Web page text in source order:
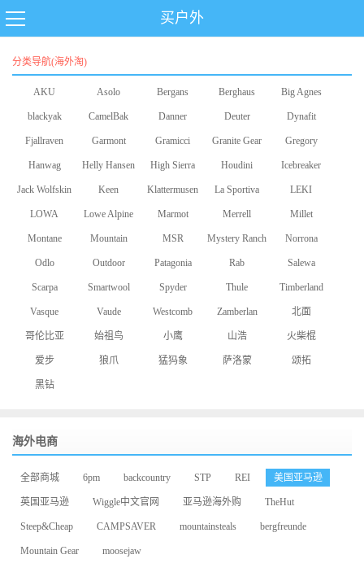
买户外
分类导航(海外淘)
AKU Asolo Bergans Berghaus Big Agnes
blackyak CamelBak Danner Deuter Dynafit
Fjallraven Garmont Gramicci Granite Gear Gregory
Hanwag Helly Hansen High Sierra Houdini Icebreaker
Jack Wolfskin Keen Klattermusen La Sportiva LEKI
LOWA Lowe Alpine Marmot Merrell Millet
Montane Mountain
Equipment
MSR Mystery Ranch Norrona
Odlo Outdoor
Research
Patagonia Rab Salewa
Scarpa Smartwool Spyder Thule Timberland
Vasque Vaude Westcomb Zamberlan 北面
哥伦比亚 始祖鸟 小鹰 山浩 火柴棍
爱步 狼爪 猛犸象 萨洛蒙 颂拓
黑钻
海外电商
全部商城 6pm backcountry STP REI 美国亚马逊
英国亚马逊 Wiggle中文官网 亚马逊海外购 TheHut
Steep&Cheap CAMPSAVER mountainsteals bergfreunde
Mountain Gear moosejaw